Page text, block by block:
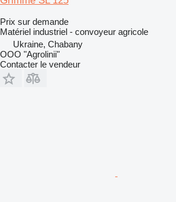
Prix sur demande
Matériel industriel - convoyeur agricole
Ukraine, Chabany
OOO "Agrolinii"
Contacter le vendeur